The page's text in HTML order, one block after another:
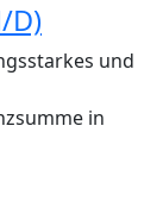
D)
und
in